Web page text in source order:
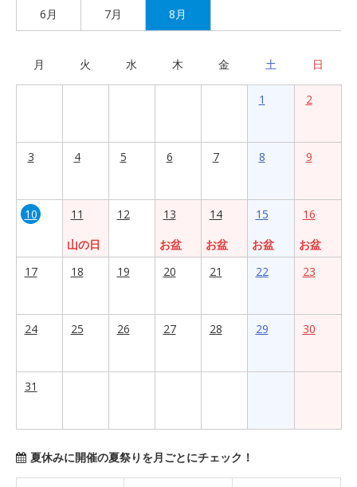
6月 7月 8月
月 火 水 木 金 土 日
1 2
3 4 5 6 7 8 9
10
11
山の日
12
13
お盆
14
お盆
15
お盆
16
お盆
17
18 19 20 21 22 23
24 25 26 27 28 29 30
31
夏休みに開催の夏祭りを月ごとにチェック！